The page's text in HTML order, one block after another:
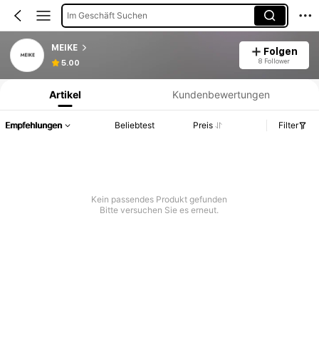
Im Geschäft Suchen
MEIKE
5.00
Folgen
8 Follower
Produktinformation: Preisangabe, Verkaufs- und Lagerbestandsdetails.
Artikel Kundenbewertungen
Empfehlungen Beliebtest Preis Filter
Kein passendes Produkt gefunden
Bitte versuchen Sie es erneut.